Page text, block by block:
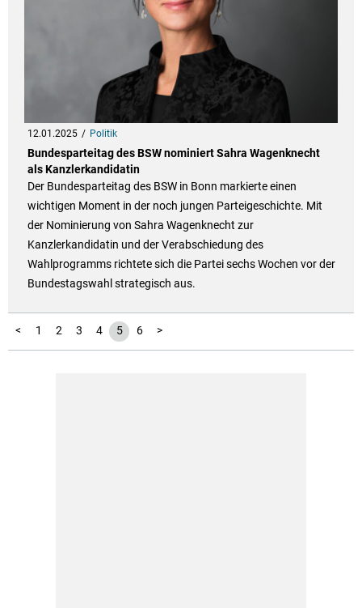
12.01.2025 Politik
Bundesparteitag des BSW nominiert Sahra Wagenknecht
als Kanzlerkandidatin
Der Bundesparteitag des BSW in Bonn markierte einen
wichtigen Moment in der noch jungen Parteigeschichte. Mit
der Nominierung von Sahra Wagenknecht zur
Kanzlerkandidatin und der Verabschiedung des
Wahlprogramms richtete sich die Partei sechs Wochen vor der
Bundestagswahl strategisch aus.
< 1 2 3 4 5 6 >